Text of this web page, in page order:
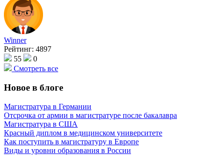
Winner
Рейтинг: 4897
55
0
Смотреть все
Новое в блоге
Магистратура в Германии
Отсрочка от армии в магистратуре после бакалавра
Магистратура в США
Красный диплом в медицинском университете
Как поступить в магистратуру в Европе
Виды и уровни образования в России